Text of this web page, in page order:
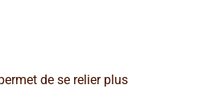
de se relier plus